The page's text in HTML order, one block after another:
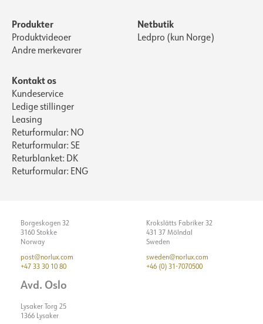
Produkter
Produktvideoer
Andre merkevarer
Netbutik
Ledpro (kun Norge)
Kontakt os
Kundeservice
Ledige stillinger
Leasing
Returformular: NO
Returformular: SE
Returblanket: DK
Returformular: ENG
Borgeskogen 32
3160 Stokke
Norway
post@norlux.com
+47 33 30 10 80
Avd. Oslo
Lysaker Torg 25
1366 Lysaker
Krokslätts Fabriker 32
431 37 Mölndal
Sweden
sweden@norlux.com
+46 (0) 31-7070500